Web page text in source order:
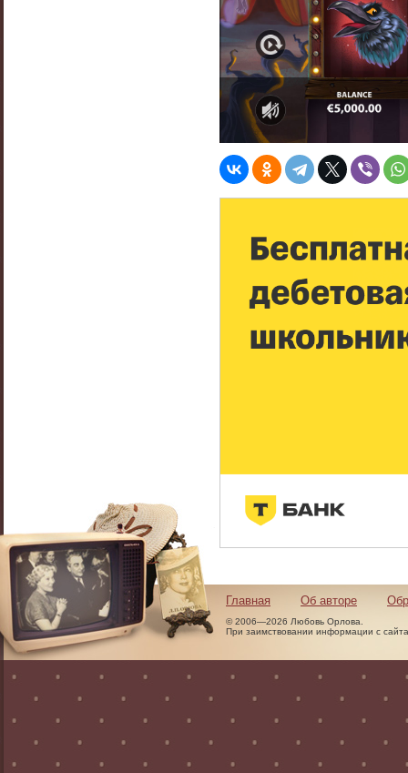
Главная Об авторе
© 2006—2026 Любовь Орлова.
При заимствовании информации с